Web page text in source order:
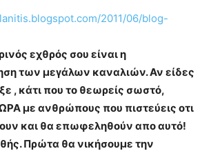
2011/06/blog-
εχθρός σου είναι η
των μεγάλων καναλιών. Αν είδες
, κάτι που το θεωρείς σωστό,
με ανθρώπους που πιστεύεις οτι
και θα επωφεληθούν απο αυτό!
Πρώτα θα νικήσουμε την